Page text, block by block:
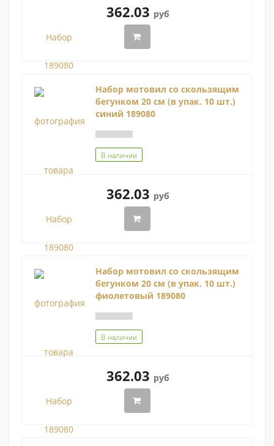
362.03 руб
Набор мотовил со скользящим
бегунком 20 см (в упак. 10 шт.)
синий 189080
В наличии
362.03 руб
Набор мотовил со скользящим
бегунком 20 см (в упак. 10 шт.)
фиолетовый 189080
В наличии
362.03 руб